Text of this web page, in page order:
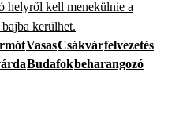
kell menekülnie a
kerülhet.
VasasCsákvárfelvezetés
Budafokbeharangozó